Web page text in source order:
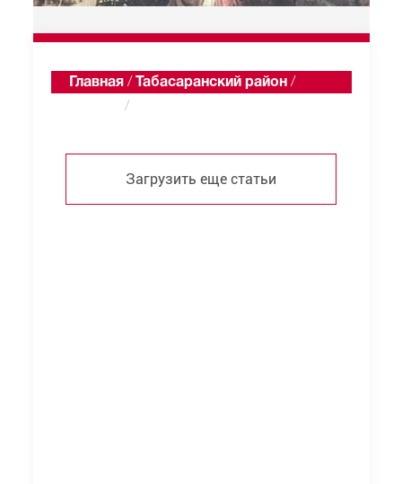
Главная / Табасаранский район /
/
Загрузить еще статьи